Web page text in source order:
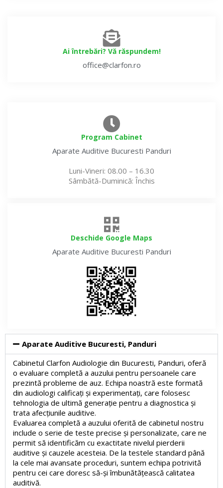
Ai întrebări? Vă răspundem!
office@clarfon.ro
Program Cabinet
Aparate Auditive Bucuresti Panduri
Luni-Vineri: 08.00 – 16.30
Sâmbătă-Duminică: Închis
Deschide Google Maps
Aparate Auditive Bucuresti Panduri
Aparate Auditive Bucuresti, Panduri
Cabinetul Clarfon Audiologie din Bucuresti, Panduri, oferă
o evaluare completă a auzului pentru persoanele care
prezintă probleme de auz. Echipa noastră este formată
din audiologi calificați și experimentați, care folosesc
tehnologia de ultimă generație pentru a diagnostica și
trata afecțiunile auditive.
Evaluarea completă a auzului oferită de cabinetul nostru
include o serie de teste precise și personalizate, care ne
permit să identificăm cu exactitate nivelul pierderii
auditive și cauzele acesteia. De la testele standard până
la cele mai avansate proceduri, suntem echipa potrivită
pentru cei care doresc să-și îmbunătățească calitatea
auditivă.